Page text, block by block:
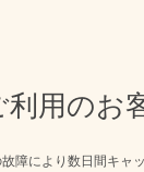
用のお
障により数日間キャ